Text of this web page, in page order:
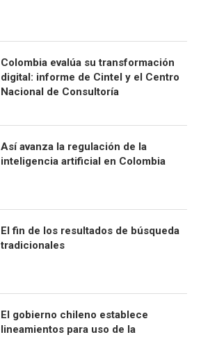
Colombia evalúa su transformación
digital: informe de Cintel y el Centro
Nacional de Consultoría
Así avanza la regulación de la
inteligencia artificial en Colombia
El fin de los resultados de búsqueda
tradicionales
El gobierno chileno establece
lineamientos para uso de la